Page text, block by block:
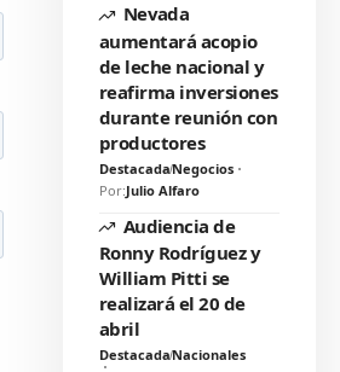
Nevada
aumentará acopio
de leche nacional y
reafirma inversiones
durante reunión con
productores
DestacadaNegocios
Por:Julio Alfaro
Audiencia de
Ronny Rodríguez y
William Pitti se
realizará el 20 de
abril
DestacadaNacionales